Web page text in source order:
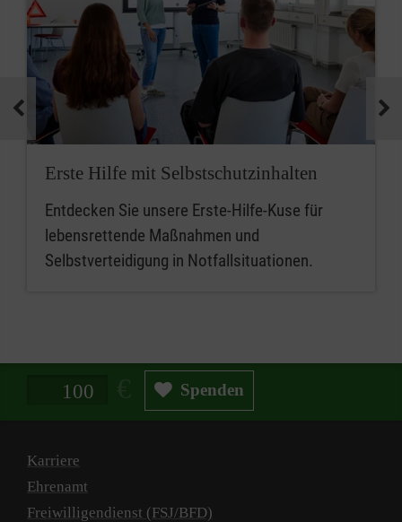
Erste Hilfe mit Selbstschutzinhalten
Entdecken Sie unsere Erste-Hilfe-Kuse für
lebensrettende Maßnahmen und
Selbstverteidigung in Notfallsituationen.
Spendenbetrag in Euro Spenden
Karriere
Ehrenamt
Freiwilligendienst (FSJ/BFD)